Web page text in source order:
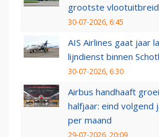
grootste
30-07-2026, 6:45
AIS Airlines gaat jaar
lijndienst binnen
30-07-2026, 6:30
Airbus handhaaft
halfjaar: eind volgend
per maand
29-07-2026, 20:09